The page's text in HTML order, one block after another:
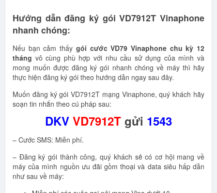
Hướng dẫn đăng ký gói VD7912T Vinaphone
nhanh chóng:
Nếu bạn cảm thấy gói cước VD79 Vinaphone chu kỳ 12
tháng vô cùng phù hợp với nhu cầu sử dụng của mình và
mong muốn được đăng ký gói nhanh chóng về máy thì hãy
thực hiện đăng ký gói theo hướng dẫn ngay sau đây.
Muốn đăng ký gói VD7912T mạng Vinaphone, quý khách hãy
soạn tin nhắn theo cú pháp sau:
DKV VD7912T gửi 1543
– Cước SMS: Miễn phí.
– Đăng ký gói thành công, quý khách sẽ có cơ hội mang về
máy của mình nguồn ưu đãi gồm thoại và data siêu hấp dẫn
như sau về máy: